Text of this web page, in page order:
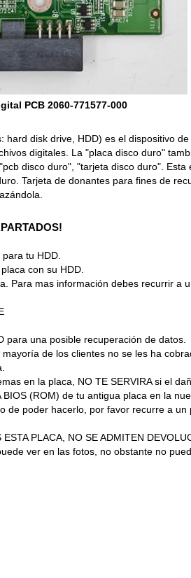
PCB 2060-771577-000
disk drive, HDD) es el dispositivo
digitales. La "placa disco duro"
disco duro", "tarjeta disco duro". Esta
Tarjeta de donantes para fines de
tu HDD.
con su HDD.
Para mas información debes recurrir a
para una posible recuperación de datos.
de los clientes no se les ha
en la placa, NO TE SERVIRA si el
(ROM) de tu antigua placa en la
de poder hacerlo, por favor recurre a un
PLACA, NO SE ADMITEN
ver en las fotos, no obstante no